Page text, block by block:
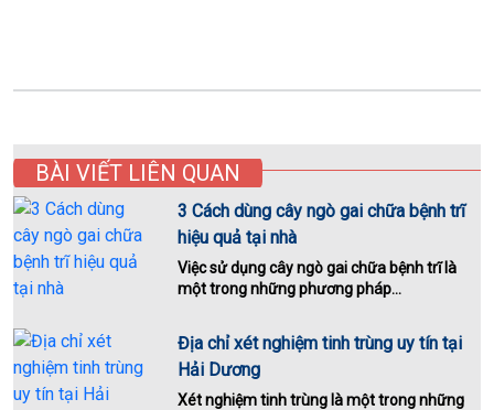
BÀI VIẾT LIÊN QUAN
3 Cách dùng cây ngò gai chữa bệnh trĩ
hiệu quả tại nhà
Việc sử dụng cây ngò gai chữa bệnh trĩ là
một trong những phương pháp...
Địa chỉ xét nghiệm tinh trùng uy tín tại
Hải Dương
Xét nghiệm tinh trùng là một trong những